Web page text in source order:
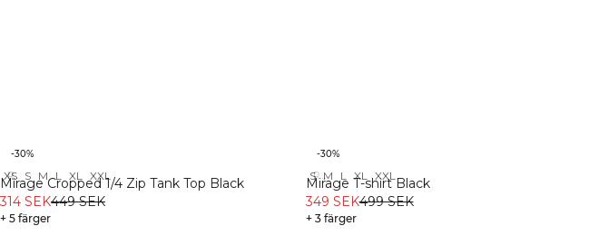
Recycled
-30%
XS S M L XL XXL
Mirage Cropped 1/4 Zip Tank Top Black
314 SEK449 SEK
+ 5 färger
Recycled
-30%
S M L XL XXL
Mirage T-shirt Black
349 SEK499 SEK
+ 3 färger